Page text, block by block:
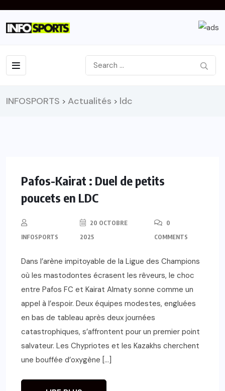
INFOSPORTS > Actualités > ldc
Pafos-Kairat : Duel de petits
poucets en LDC
INFOSPORTS
20 OCTOBRE
2025
0
COMMENTS
Dans l’arène impitoyable de la Ligue des Champions
où les mastodontes écrasent les rêveurs, le choc
entre Pafos FC et Kairat Almaty sonne comme un
appel à l’espoir. Deux équipes modestes, engluées
en bas de tableau après deux journées
catastrophiques, s’affrontent pour un premier point
salvateur. Les Chypriotes et les Kazakhs cherchent
une bouffée d’oxygène […]